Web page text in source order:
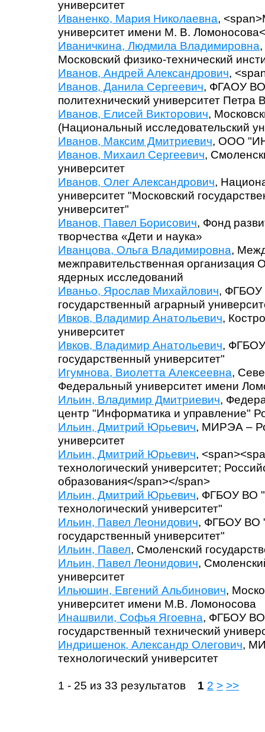
университет
Иваненко, Мария Николаевна,
университет имени М. В.
Иваничкина, Людмила Владимировна
Московский физико-технический
Иванов, Андрей Александрович,
Иванов, Данила Сергеевич, ФГАОУ ВО
политехнический университет Петра
Иванов, Елисей Викторович,
(Национальный исследовательский
Иванов, Максим Дмитриевич, ООО
Иванов, Михаил Сергеевич,
университет
Иванов, Олег Александрович,
университет "Московский
университет"
Иванов, Павел Борисович, Фонд
творчества «Дети и наука»
Иванцова, Ольга Владимировна,
межправительственная организация
ядерных исследований
Иваньо, Ярослав Михайлович, ФГБОУ
государственный аграрный
Ивков, Владимир Анатольевич,
университет
Ивков, Владимир Анатольевич,
государственный университет"
Игумнова, Виолетта Алексеевна,
Федеральный университет имени
Ильин, Владимир Дмитриевич,
центр "Информатика и управление"
Ильин, Дмитрий Юрьевич, МИРЭА –
университет
Ильин, Дмитрий Юрьевич,
технологический университет;
образования</span></span>
Ильин, Дмитрий Юрьевич, ФГБОУ ВО
технологический университет"
Ильин, Павел Леонидович, ФГБОУ ВО
государственный университет"
Ильин, Павел, Смоленский
Ильин, Павел Леонидович,
университет
Ильюшин, Евгений Альбинович,
университет имени М.В. Ломоносова
Инашвили, Софья Ягоевна, ФГБОУ ВО
государственный технический
Индришенок, Александр Олегович,
технологический университет
1 - 25 из 33 результатов 1 2 > >>